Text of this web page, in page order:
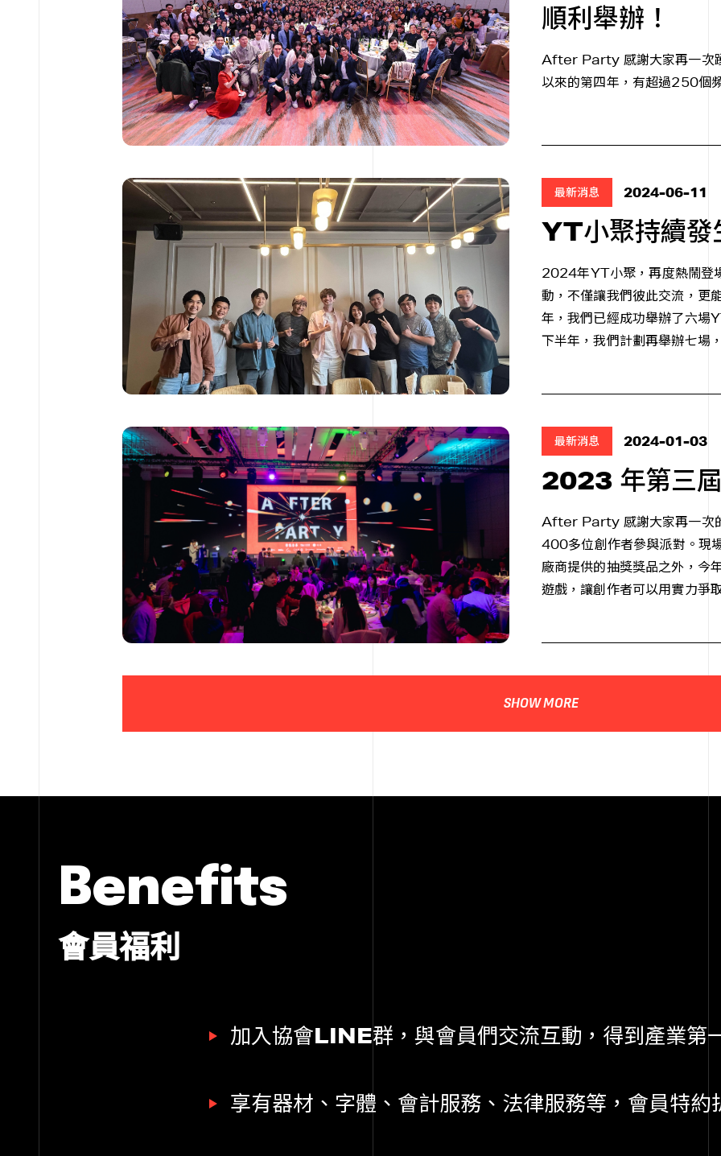
順利舉辦！
After Party 感謝大家再一次
以來的第四年，有超過250個
最新消息 2024-06-11
YT小聚持續發
2024年YT小聚，再度熱鬧登
動，不僅讓我們彼此交流，更
年，我們已經成功舉辦了六場
下半年，我們計劃再舉辦七場
最新消息 2024-01-03
2023 年第三
After Party 感謝大家再一次
400多位創作者參與派對。現
廠商提供的抽獎獎品之外，今
遊戲，讓創作者可以用實力爭
SHOW MORE
benefits
會員福利
加入協會LINE群，與會員們交流互動，得到產業第
享有器材、字體、會計服務、法律服務等，會員特約